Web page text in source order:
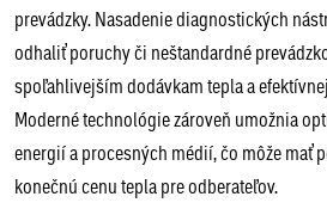
prevádzky. Nasadenie diagnostických
odhaliť poruchy či neštandardné
spoľahlivejším dodávkam tepla a
Moderné technológie zároveň umožnia
energií a procesných médií, čo môže mať
konečnú cenu tepla pre odberateľov.